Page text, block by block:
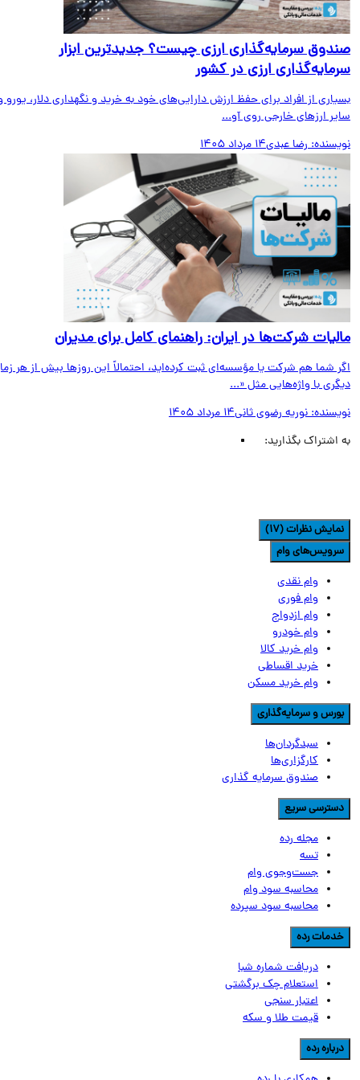
سرمایه‌گذاری ارزی چیست؟ جدیدترین ابزار
ارزی در کشور
از افراد برای حفظ ارزش دارایی‌های خود به خرید و نگهداری دلار، یورو و
ارزهای خارجی روی آو...
رضا عبدی14 مرداد 1405
شرکت‌ها در ایران: راهنمای کامل برای مدیران
شما هم شرکت یا مؤسسه‌ای ثبت کرده‌اید، احتمالاً این روزها بیش از هر زمان
با واژه‌هایی مثل «...
نوریه رضوی ثانی14 مرداد 1405
اشتراک بگذارید:
نظرات (17)
وام
وام نقدی
وام فوری
وام ازدواج
وام خودرو
وام خرید کالا
خرید اقساطی
وام خرید مسکن
و سرمایه‌گذاری
سبدگردان‌ها
کارگزاری‌ها
صندوق سرمایه گذاری
سریع
مجله رده
تسه
جست‌وجوی وام
محاسبه سود وام
محاسبه سود سپرده
رده
دریافت شماره شبا
استعلام چک برگشتی
اعتبار سنجی
قیمت طلا و سکه
رده